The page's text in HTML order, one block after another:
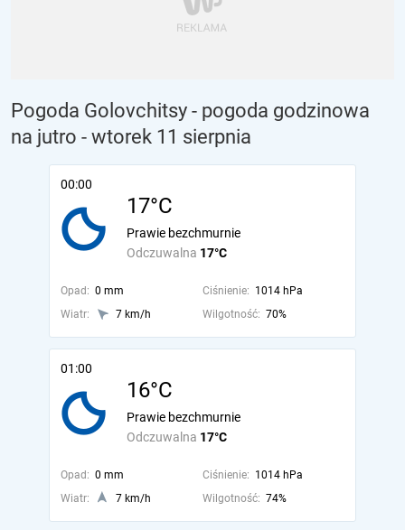
Pogoda Golovchitsy - pogoda godzinowa
na jutro - wtorek 11 sierpnia
00:00
17°C
Odczuwalna 17°C
Prawie bezchmurnie
Opad: 0 mm Ciśnienie: 1014 hPa
Wiatr:
7 km/h Wilgotność: 70%
01:00
16°C
Odczuwalna 17°C
Prawie bezchmurnie
Opad: 0 mm Ciśnienie: 1014 hPa
Wiatr:
7 km/h Wilgotność: 74%